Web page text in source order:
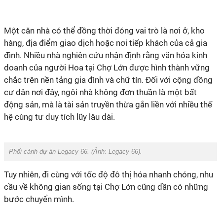
Một căn nhà có thể đồng thời đóng vai trò là nơi ở, kho
hàng, địa điểm giao dịch hoặc nơi tiếp khách của cả gia
đình. Nhiều nhà nghiên cứu nhận định rằng văn hóa kinh
doanh của người Hoa tại Chợ Lớn được hình thành vững
chắc trên nền tảng gia đình và chữ tín. Đối với cộng đồng
cư dân nơi đây, ngôi nhà không đơn thuần là một bất
động sản, mà là tài sản truyền thừa gắn liền với nhiều thế
hệ cùng tư duy tích lũy lâu dài.
Phối cảnh dự án Legacy 66. (Ảnh: Legacy 66).
Tuy nhiên, đi cùng với tốc độ đô thị hóa nhanh chóng, nhu
cầu về không gian sống tại Chợ Lớn cũng dần có những
bước chuyển mình.